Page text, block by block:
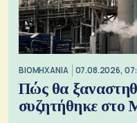
ΒΙΟΜΗΧΑΝΙΑ 07.08.2026,
Πώς θα
συζητήθηκε στο